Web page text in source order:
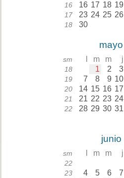
16 16 17 18 19
17 23 24 25 26
18 30
mayo
sm m m j
18 1 2 3
19 7 8 9 10
20 14 15 16 17
21 21 22 23 24
22 28 29 30 31
junio
sm m m j
22
23 4 5 6 7